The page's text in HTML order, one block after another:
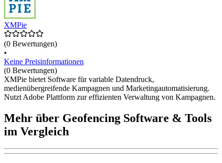
XMPie
(0 Bewertungen)
•
Keine Preisinformationen
(0 Bewertungen)
XMPie bietet Software für variable Datendruck,
medienübergreifende Kampagnen und Marketingautomatisierung.
Nutzt Adobe Plattform zur effizienten Verwaltung von Kampagnen.
Mehr über Geofencing Software & Tools
im Vergleich